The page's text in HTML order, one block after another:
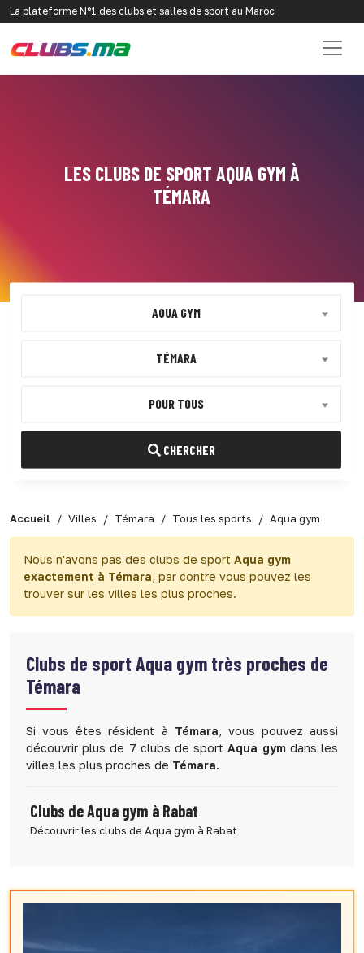
La plateforme N°1 des clubs et salles de sport au Maroc
LES CLUBS DE SPORT AQUA GYM À
TÉMARA
AQUA GYM
TÉMARA
POUR TOUS
CHERCHER
Accueil Villes Témara Tous les sports Aqua gym
Nous n'avons pas des clubs de sport Aqua gym
exactement à Témara, par contre vous pouvez les
trouver sur les villes les plus proches.
Clubs de sportAqua gym très proches de
Témara
Si vous êtes résident à Témara, vous pouvez aussi
découvrir plus de 7 clubs de sportAqua gymdans les
villes les plus proches de Témara.
Clubs de Aqua gym à Rabat
Découvrir les clubs de Aqua gym à Rabat